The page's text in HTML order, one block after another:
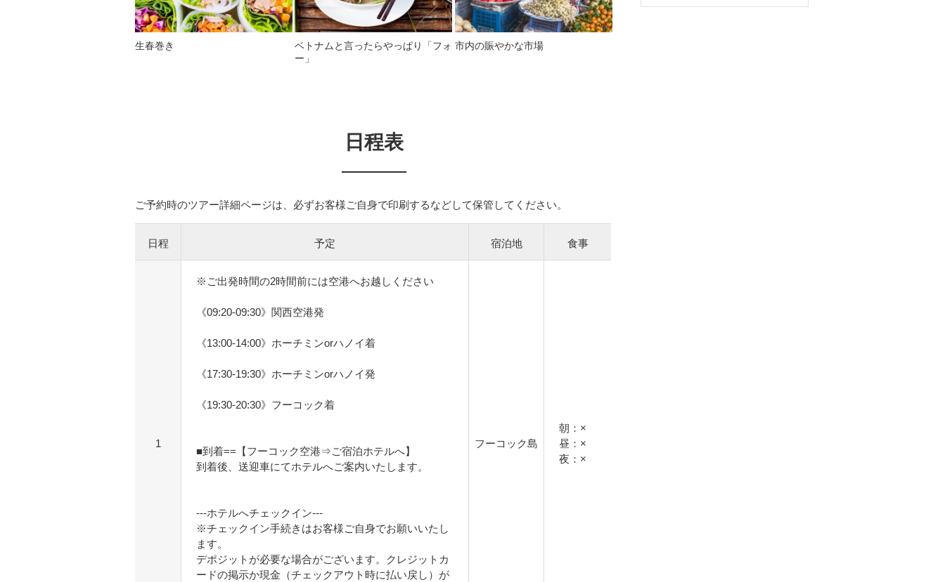
生春巻き
ベトナムと言ったらやっぱり「フォ
ー」
市内の賑やかな市場
日程表
ご予約時のツアー詳細ページは、必ずお客様ご自身で印刷するなどして保管してください。
日程 予定 宿泊地 食事
1
※ご出発時間の2時間前には空港へお越しください
《09:20-09:30》関西空港発
《13:00-14:00》ホーチミンorハノイ着
《17:30-19:30》ホーチミンorハノイ発
《19:30-20:30》フーコック着
■到着==【フーコック空港⇒ご宿泊ホテルへ】
到着後、送迎車にてホテルへご案内いたします。
---ホテルへチェックイン---
※チェックイン手続きはお客様ご自身でお願いいたし
ます。
デポジットが必要な場合がございます。クレジットカ
ードの掲示か現金（チェックアウト時に払い戻し）が
フーコック島
朝：×
昼：×
夜：×